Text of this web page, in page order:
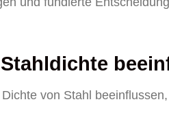
von Stahl